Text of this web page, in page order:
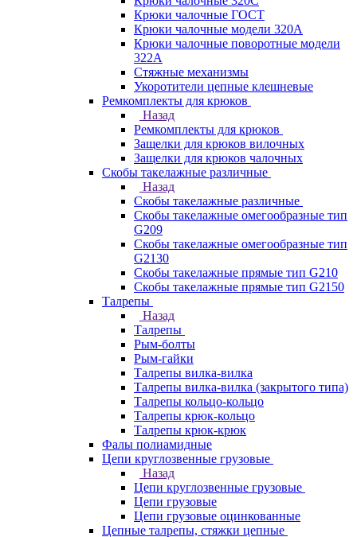
Крюки чалочные ГОСТ
Крюки чалочные модели 320А
Крюки чалочные поворотные модели
322А
Стяжные механизмы
Укоротители цепные клешневые
Ремкомплекты для крюков
Назад
Ремкомплекты для крюков
Защелки для крюков вилочных
Защелки для крюков чалочных
Скобы такелажные различные
Назад
Скобы такелажные различные
Скобы такелажные омегообразные тип
G209
Скобы такелажные омегообразные тип
G2130
Скобы такелажные прямые тип G210
Скобы такелажные прямые тип G2150
Талрепы
Назад
Талрепы
Рым-болты
Рым-гайки
Талрепы вилка-вилка
Талрепы вилка-вилка (закрытого типа)
Талрепы кольцо-кольцо
Талрепы крюк-кольцо
Талрепы крюк-крюк
Фалы полиамидные
Цепи круглозвенные грузовые
Назад
Цепи круглозвенные грузовые
Цепи грузовые
Цепи грузовые оцинкованные
Цепные талрепы, стяжки цепные